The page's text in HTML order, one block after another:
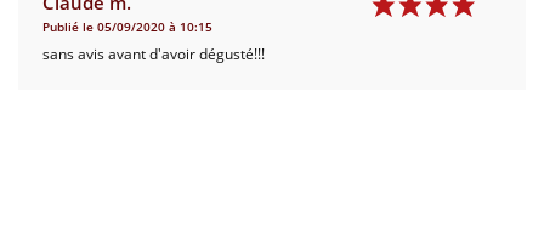
Publié le 05/09/2020 à 10:15
sans avis avant d'avoir dégusté!!!